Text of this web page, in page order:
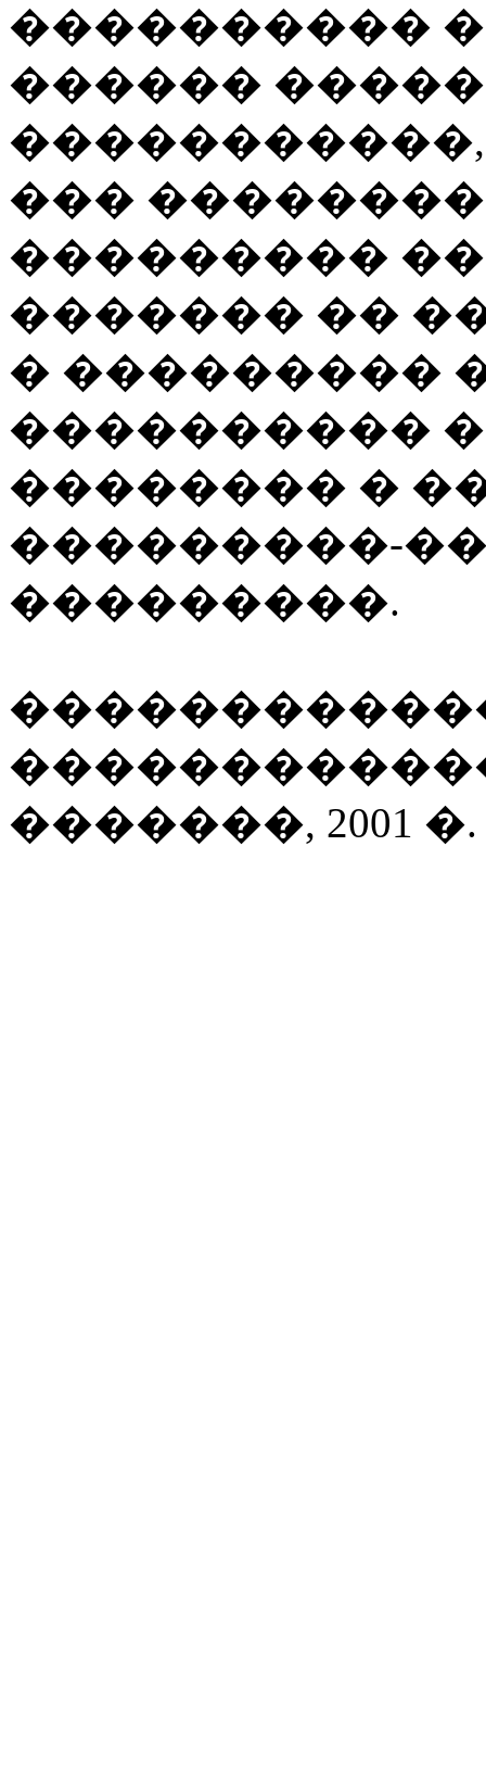
����������
������
���
���������
������� ��
� ���������
����������
�������� �
���������-
���������.
�������, 2001 �.